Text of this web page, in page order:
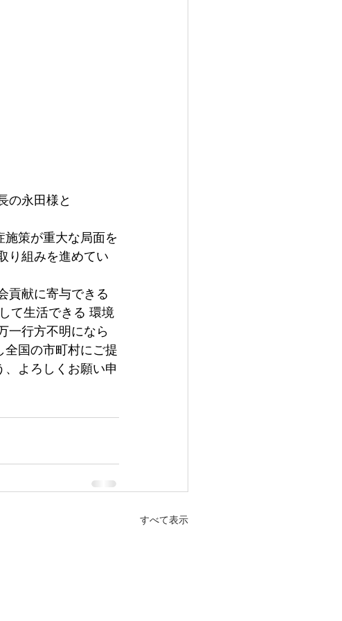
の永田様と
策が重大な局面を
り組みを進めてい
貢献に寄与できる
て生活できる 環境
一行方不明になら
国の市町村にご提
よろしくお願い申
すべて表示